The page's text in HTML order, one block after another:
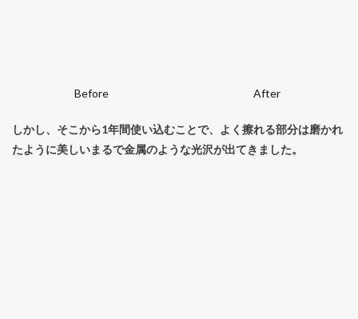
Before After
しかし、そこから1年間使い込むことで、よく擦れる部分は磨かれ
たように美しいまるで金属のような光沢が出てきました。